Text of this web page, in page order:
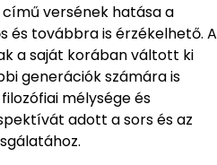
című versének hatása a
és továbbra is érzékelhető. A
a saját korában váltott ki
generációk számára is
mélysége és
adott a sors és az